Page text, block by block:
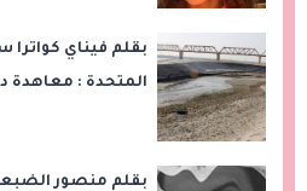
بقلم فيناي كواترا
المتحدة : معاهدة
بقلم منصور